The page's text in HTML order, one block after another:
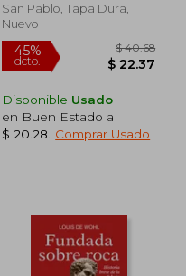
45%
dcto. $
San Pablo, Tapa Dura,
Nuevo
Disponible Usado
en Buen Estado a
$ 20.28
Comprar Usado